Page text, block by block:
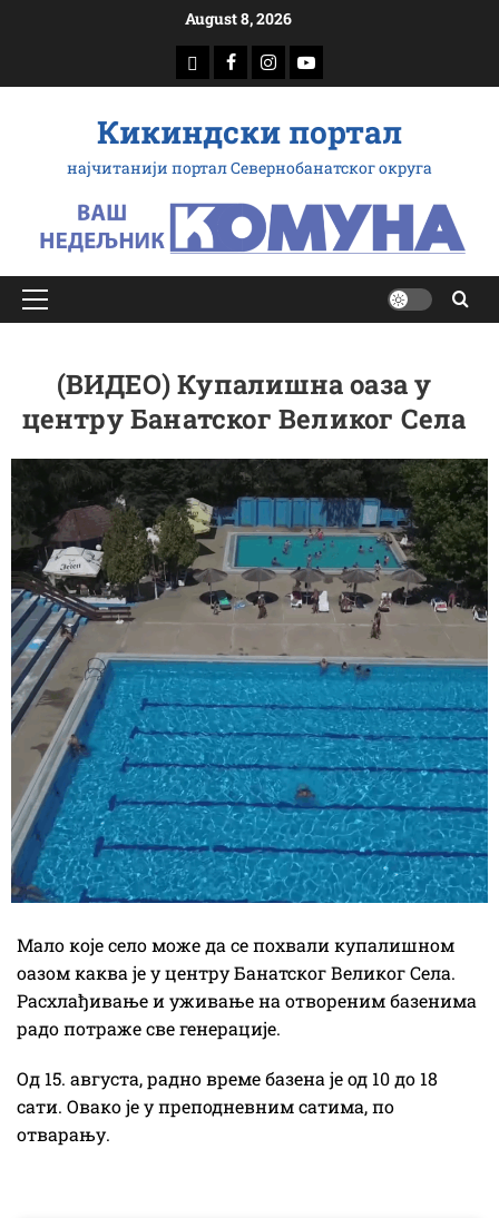
August 8, 2026
доwнлоад
Фацебоок
Инстаграм
Yоутубе
Кикиндски портал
најчитанији портал Севернобанатског округа
Примарy
(ВИДЕО) Купалишна оаза у
центру Банатског Великог Села
Мало које село може да се похвали купалишном
оазом каква је у центру Банатског Великог Села.
Расхлађивање и уживање на отвореним базенима
радо потраже све генерације.
Од 15. августа, радно време базена је од 10 до 18
сати. Овако је у преподневним сатима, по
отварању.